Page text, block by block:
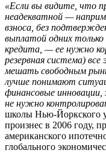
«Если вы видите, что
неадекватной —
взноса, без
выплатой одних
кредита, — ее нужно
резервная система)
мешать свободным
лучше понимают
финансовые инновации,
не нужно
школы Нью-Йоркского
произнес в 2006 году,
американского
глобального